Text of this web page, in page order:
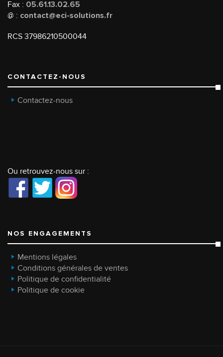
Fax : 05.61.13.02.65
@ : contact@eci-solutions.fr
RCS 37986210500044
CONTACTEZ-NOUS
Contactez-nous
Ou retrouvez-nous sur :
NOS ENGAGEMENTS
Mentions légales
Conditions générales de ventes
Politique de confidentialité
Politique de cookie